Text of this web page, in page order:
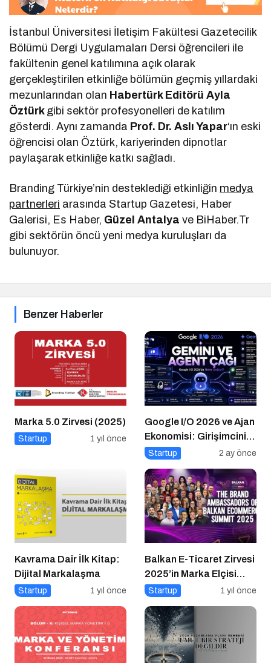
İstanbul Üniversitesi İletişim Fakültesi Gazetecilik
Bölümü Dergi Uygulamaları Dersi öğrencileri ile
fakültenin genel katılımına açık olarak
gerçekleştirilen etkinliğe bölümün geçmiş yıllardaki
mezunlarından olan Habertürk Editörü Ayla
Öztürk gibi sektör profesyonelleri de katılım
gösterdi. Aynı zamanda Prof. Dr. Aslı Yapar‘ın eski
öğrencisi olan Öztürk, kariyerinden dipnotlar
paylaşarak etkinliğe katkı sağladı.
Branding Türkiye’nin desteklediği etkinliğin medya
partnerleri arasında Startup Gazetesi, Haber
Galerisi, Es Haber, Güzel Antalya ve BiHaber.Tr
gibi sektörün öncü yeni medya kuruluşları da
bulunuyor.
Benzer Haberler
Marka 5.0 Zirvesi (2025)
Startup 1 yıl önce
Google I/O 2026 ve Ajan
Ekonomisi: Girişimcinin
Yeni Rakibi Arama
Startup 2 ay önce
Kavrama Dair İlk Kitap:
Dijital Markalaşma
Startup 1 yıl önce
Balkan E-Ticaret Zirvesi
2025’in Marka Elçisi
Belli Oldu
Startup 1 yıl önce